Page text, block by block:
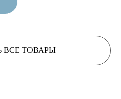
ВСЕ ТОВАРЫ